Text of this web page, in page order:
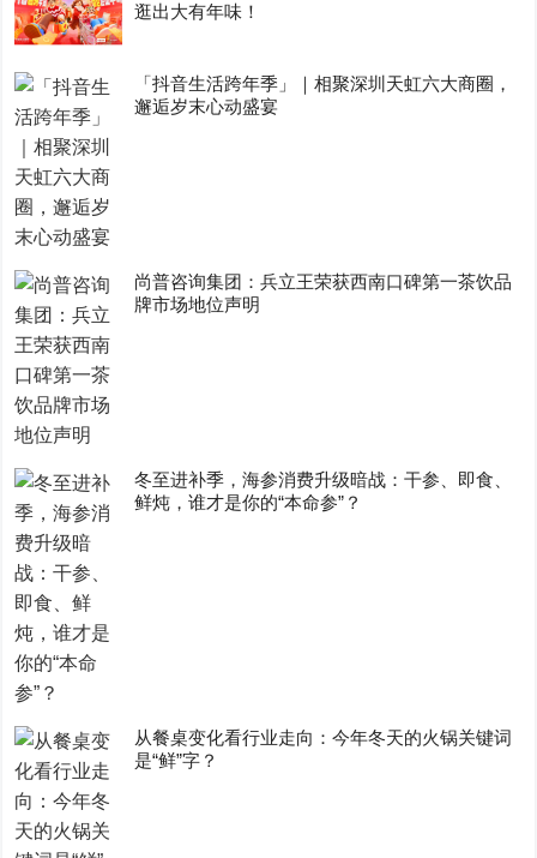
逛出大有年味！
「抖音生活跨年季」｜相聚深圳天虹六大商圈，
邂逅岁末心动盛宴
尚普咨询集团：兵立王荣获西南口碑第一茶饮品
牌市场地位声明
冬至进补季，海参消费升级暗战：干参、即食、
鲜炖，谁才是你的“本命参”？
从餐桌变化看行业走向：今年冬天的火锅关键词
是“鲜”字？